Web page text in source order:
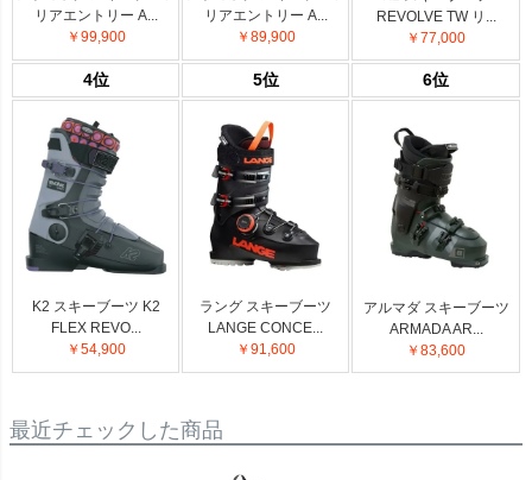
リアエントリー A...
￥99,900
リアエントリー A...
￥89,900
REVOLVE TW リ...
￥77,000
4位 5位 6位
K2 スキーブーツ K2
FLEX REVO...
￥54,900
ラング スキーブーツ
LANGE CONCE...
￥91,600
アルマダ スキーブーツ
ARMADA AR...
￥83,600
最近チェックした商品